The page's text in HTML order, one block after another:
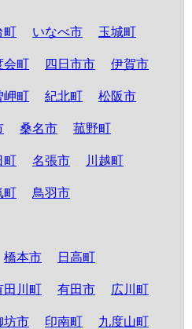
町 いなべ市 玉城町
会町 四日市市 伊賀市
岬町 紀北町 松阪市
桑名市 菰野町
町 名張市 川越町
町 鳥羽市
橋本市 日高町
田川町 有田市 広川町
坊市 印南町 九度山町